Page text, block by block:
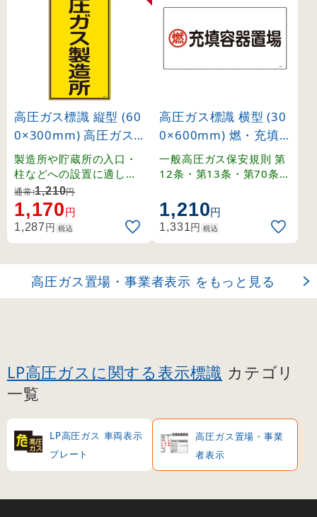
高圧ガス標識 縦型 (60
0×300mm) 高圧ガス
製造所 (39212)
製造所や貯蔵所の入口・
柱などへの設置に適した
縦長タイプの標識。
通常:1,210円
1,170円
1,287円 税込
高圧ガス標識 横型 (30
0×600mm) 燃・充填
容器置場 (39207)
一般高圧ガス保安規則 第
12条・第13条・第70条・
の他。
1,210円
1,331円 税込
高圧ガス置場・事業者表示 をもっと見る
LP高圧ガスに関する表示標識 カテゴリ
一覧
LP高圧ガス 車両表示
プレート
高圧ガス置場・事業
者表示